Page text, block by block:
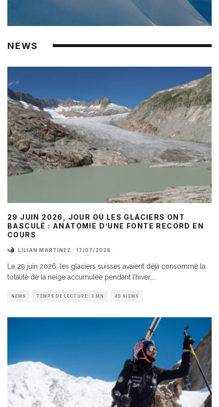
NEWS
29 JUIN 2026, JOUR OÙ LES GLACIERS ONT
BASCULÉ : ANATOMIE D’UNE FONTE RECORD EN
COURS
LILIAN MARTINEZ · 17/07/2026
Le 29 juin 2026, les glaciers suisses avaient déjà consommé la
totalité de la neige accumulée pendant l’hiver,
NEWS TEMPS DE LECTURE: 3 MN 45 VIEWS